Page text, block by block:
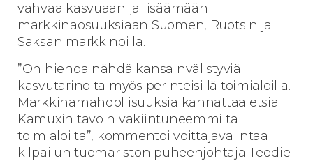
vahvaa kasvuaan ja lisäämään
markkinaosuuksiaan Suomen, Ruotsin ja
Saksan markkinoilla.
”On hienoa nähdä kansainvälistyviä
kasvutarinoita myös perinteisillä toimialoilla.
Markkinamahdollisuuksia kannattaa etsiä
Kamuxin tavoin vakiintuneemmilta
toimialoilta”, kommentoi voittajavalintaa
kilpailun tuomariston puheenjohtaja Teddie